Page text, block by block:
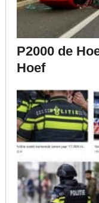
P2000 de
Hoef